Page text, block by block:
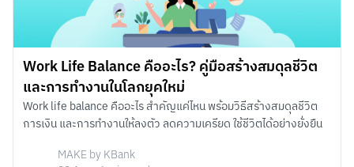
Work Life Balance คืออะไร? คู่มือสร้างสมดุลชีวิต
และการทำงานในโลกยุคใหม่
Work life balance คืออะไร สำคัญแค่ไหน พร้อมวิธีสร้างสมดุลชีวิต
การเงิน และการทำงานให้ลงตัว ลดความเครียด ใช้ชีวิตได้อย่างยั่งยืน
MAKE by KBank